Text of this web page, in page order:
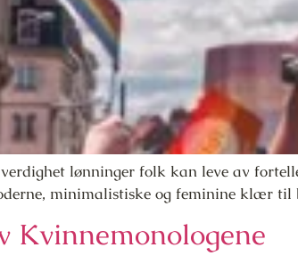
lønninger folk kan leve av
minimalistiske og feminine klær til
Kvinnemonologene